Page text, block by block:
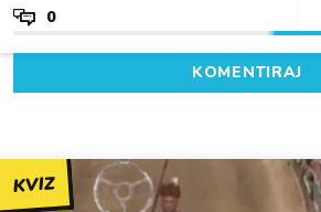
0
KOMENTIRAJ
KVIZ